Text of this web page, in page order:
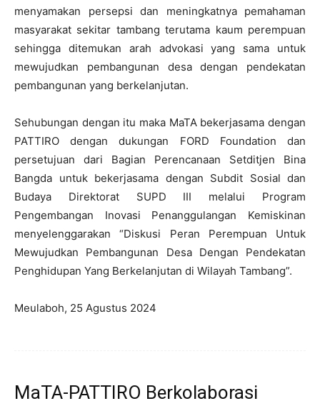
menyamakan persepsi dan meningkatnya pemahaman
masyarakat sekitar tambang terutama kaum perempuan
sehingga ditemukan arah advokasi yang sama untuk
mewujudkan pembangunan desa dengan pendekatan
pembangunan yang berkelanjutan.
Sehubungan dengan itu maka MaTA bekerjasama dengan
PATTIRO dengan dukungan FORD Foundation dan
persetujuan dari Bagian Perencanaan Setditjen Bina
Bangda untuk bekerjasama dengan Subdit Sosial dan
Budaya Direktorat SUPD III melalui Program
Pengembangan Inovasi Penanggulangan Kemiskinan
menyelenggarakan “Diskusi Peran Perempuan Untuk
Mewujudkan Pembangunan Desa Dengan Pendekatan
Penghidupan Yang Berkelanjutan di Wilayah Tambang”.
Meulaboh, 25 Agustus 2024
MaTA-PATTIRO Berkolaborasi